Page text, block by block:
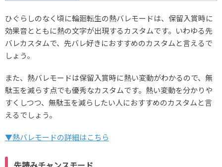
ひぐらしのなく頃に輪廻転生の熱バレモードは、保留入賞時に
効果音とともに熱の文字が出現するカスタムです。いわゆる先
バレカスタムで、先バレ好きにおすすめのカスタムと言えるで
しょう。
また、熱バレモードは保留入賞時に熱い変動がわかるので、無
駄玉を減らす点でも優秀なカスタムです。熱い変動を分かりや
すくしつつ、無駄玉を減らしたい人におすすめのカスタムと言
えるでしょう。
▼熱バレモードの詳細はこちら